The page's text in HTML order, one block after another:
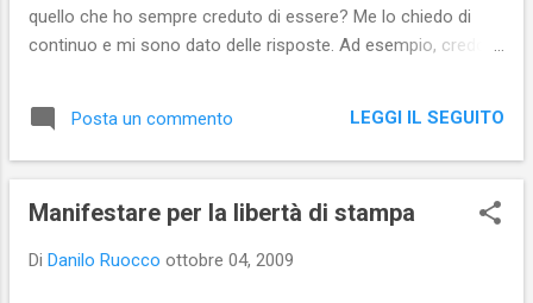
quello che ho sempre creduto di essere? Me lo chiedo di
continuo e mi sono dato delle risposte. Ad esempio, credo di
consente di vendere in libreria. D’altra parte ci sarei dovuto
arrivare prima: chi guarda la TV fino a notte fonda, di solito
l’opinionista di ‘sta minchia, va in onda a tarda notte, a notte
ricatta. Dice che ha dei video che – se solo oso saltare una
Posta un commento LEGGI IL SEGUITO
Manifestare per la libertà di stampa
Di Danilo Ruocco ottobre 04, 2009